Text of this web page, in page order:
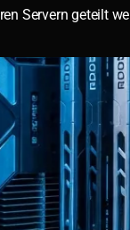
Servern geteilt